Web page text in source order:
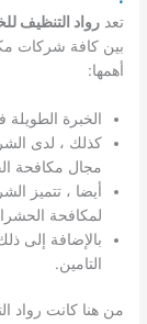
تعدرواد التنظيف
بين كافة شركات
أهمها:
الخبرة
كذلك ، لدى
مجال مكافحة
أيضا ، تتميز
لمكافحة
بالإضافة إلى
التامين.
من هنا كانت رواد